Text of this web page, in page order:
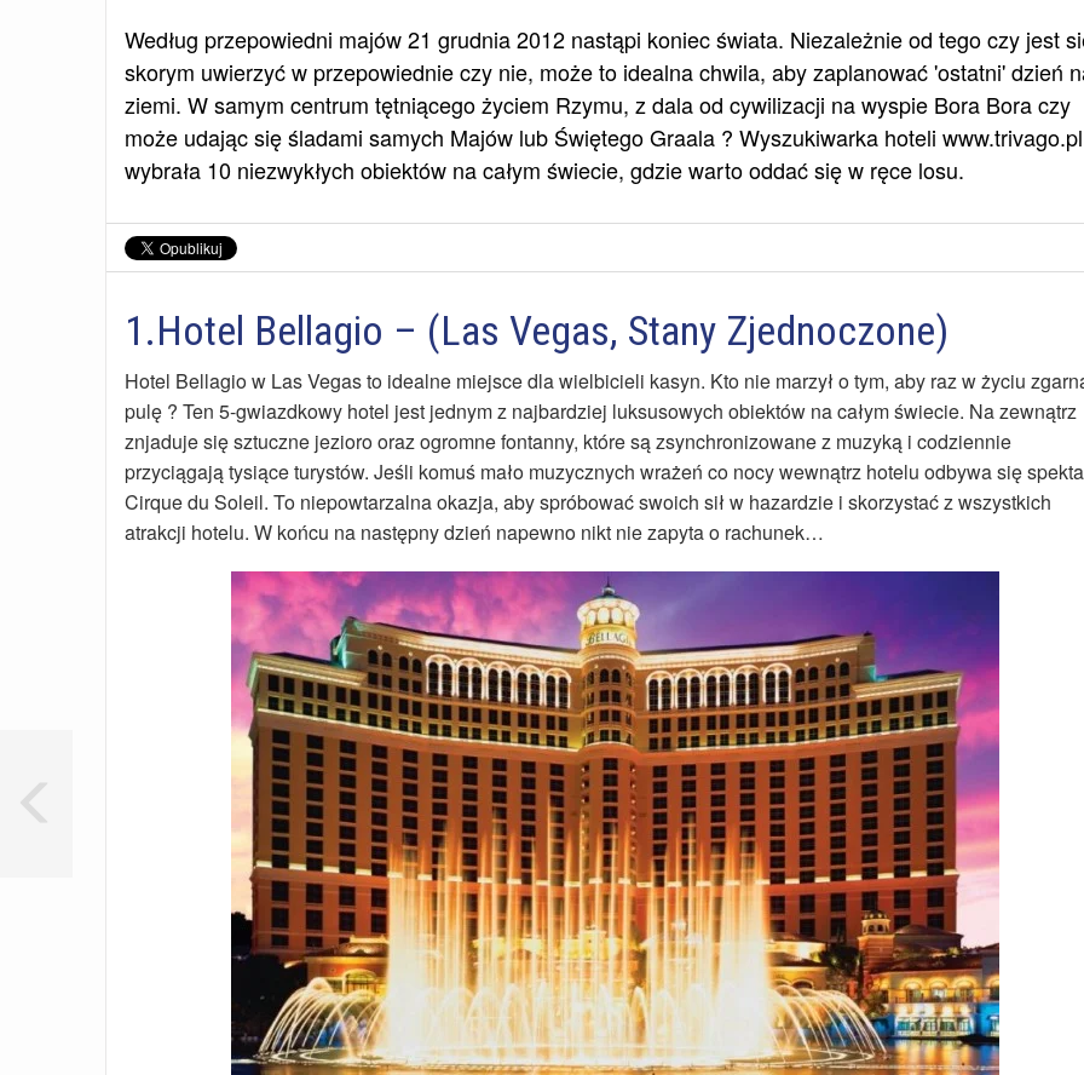
Według przepowiedni majów 21 grudnia 2012 nastąpi koniec świata. Niezależnie od tego czy jest
skorym uwierzyć w przepowiednie czy nie, może to idealna chwila, aby zaplanować 'ostatni' dzień
ziemi. W samym centrum tętniącego życiem Rzymu, z dala od cywilizacji na wyspie Bora Bora czy
może udając się śladami samych Majów lub Świętego Graala ? Wyszukiwarka hoteli www.trivago.pl
wybrała 10 niezwykłych obiektów na całym świecie, gdzie warto oddać się w ręce losu.
1.Hotel Bellagio – (Las Vegas, Stany Zjednoczone)
Hotel Bellagio w Las Vegas to idealne miejsce dla wielbicieli kasyn. Kto nie marzył o tym, aby raz w życiu
pulę ? Ten 5-gwiazdkowy hotel jest jednym z najbardziej luksusowych obiektów na całym świecie. Na zewnątrz
znjaduje się sztuczne jezioro oraz ogromne fontanny, które są zsynchronizowane z muzyką i codziennie
przyciągają tysiące turystów. Jeśli komuś mało muzycznych wrażeń co nocy wewnątrz hotelu odbywa się
Cirque du Soleil. To niepowtarzalna okazja, aby spróbować swoich sił w hazardzie i skorzystać z wszystkich
atrakcji hotelu. W końcu na następny dzień napewno nikt nie zapyta o rachunek…